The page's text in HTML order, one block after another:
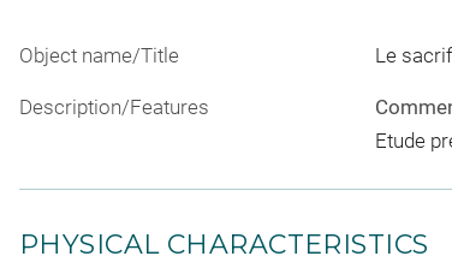
Object name/Title Le
Description/Features
Etude
PHYSICAL CHARACTERISTICS